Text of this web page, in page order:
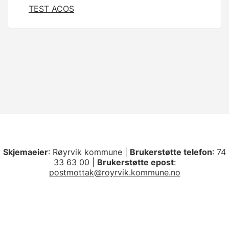
TEST ACOS
Skjemaeier: Røyrvik kommune | Brukerstøtte telefon: 74
33 63 00 | Brukerstøtte epost:
postmottak@royrvik.kommune.no